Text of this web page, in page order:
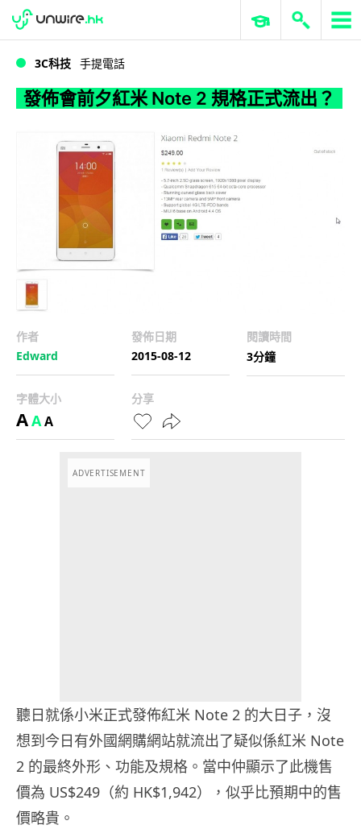
發佈會前夕紅米 Note 2 規格正式流出？
WWDC 2026 ERP 與商業 AI
3C科技 手提電話
發佈會前夕紅米 Note 2 規格正式流出？
作者
Edward
發佈日期
2015-08-12
閱讀時間
3分鐘
字體大小
AAA
分享
ADVERTISEMENT
聽日就係小米正式發佈紅米 Note 2 的大日子，沒
想到今日有外國網購網站就流出了疑似係紅米 Note
2 的最終外形、功能及規格。當中仲顯示了此機售
價為 US$249（約 HK$1,942），似乎比預期中的售
價略貴。